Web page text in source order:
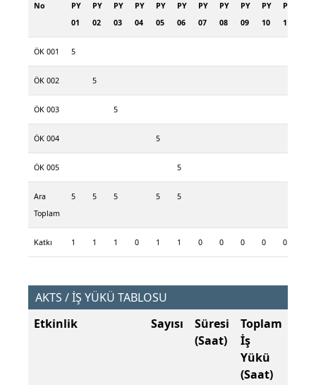
No
PY
01
PY
02
PY
03
PY
04
PY
05
PY
06
PY
07
PY
08
PY
09
PY
10
PY
11
ÖK 001 5
ÖK 002 5
ÖK 003 5
ÖK 004 5
ÖK 005 5
Ara
Toplam
5 5 5 5 5
Katkı 1 1 1 0 1 1 0 0 0 0 0
AKTS / İŞ YÜKÜ TABLOSU
Etkinlik
Sayısı
Süresi
(Saat)
Toplam
İş
Yükü
(Saat)